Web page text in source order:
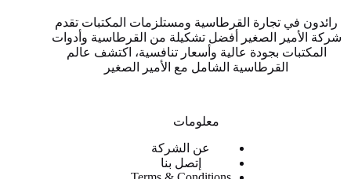
رائدون في تجارة القرطاسية ومستلزمات المكتبات تقدم
شركة الأمير الصغير أفضل تشكيلة من القرطاسية وأدوات
المكتبات بجودة عالية وأسعار تنافسية، اكتشف عالم
القرطاسية الشامل مع الأمير الصغير
معلومات
عن الشركة
إتصل بنا